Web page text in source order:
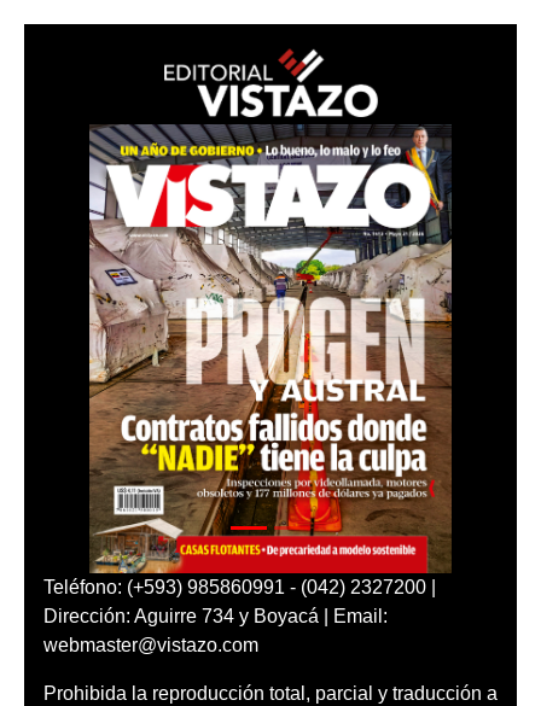
Teléfono: (+593) 985860991 - (042) 2327200 |
Dirección: Aguirre 734 y Boyacá | Email:
webmaster@vistazo.com
Prohibida la reproducción total, parcial y traducción a